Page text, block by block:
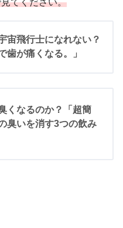
宙飛行士になれない？
歯が痛くなる。」
くなるのか？「超簡
臭いを消す3つの飲み